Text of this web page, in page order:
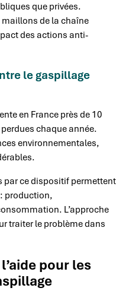
que privées.
maillons de la chaîne
des actions anti-
le gaspillage
en France près de 10
chaque année.
environnementales,
par ce dispositif permettent
production,
L’approche
traiter le problème dans
pour les